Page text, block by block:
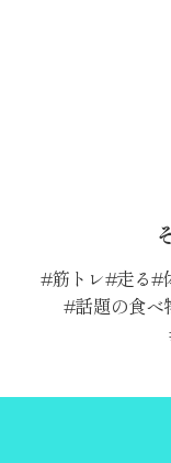
筋トレ 走る
話題の食べ